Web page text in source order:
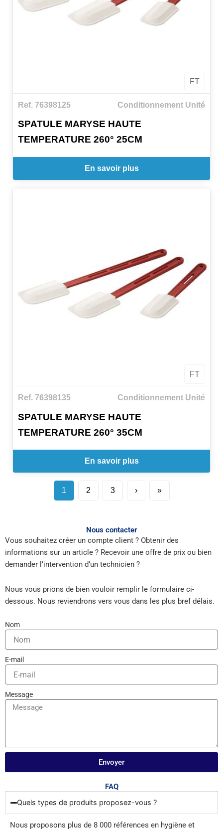
FT
Ref. 76398125 Conditionnement Unité
SPATULE MARYSE HAUTE
TEMPERATURE 260° 25CM
En savoir plus
FT
Ref. 76398135 Conditionnement Unité
SPATULE MARYSE HAUTE
TEMPERATURE 260° 35CM
En savoir plus
1 2 3 › »
Nous contacter
Vous souhaitez créer un compte client ? Obtenir des
informations sur un article ? Recevoir une offre de prix ou bien
demander l’intervention d’un technicien ?
Nous vous prions de bien vouloir remplir le formulaire ci-
dessous. Nous reviendrons vers vous dans les plus bref délais.
Nom
E-mail
Message
Envoyer
FAQ
Quels types de produits proposez-vous ?
Nous proposons plus de 8 000 références en hygiène et